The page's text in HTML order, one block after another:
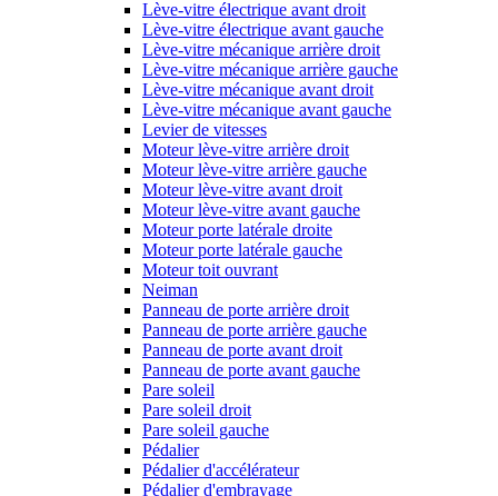
Lève-vitre électrique avant droit
Lève-vitre électrique avant gauche
Lève-vitre mécanique arrière droit
Lève-vitre mécanique arrière gauche
Lève-vitre mécanique avant droit
Lève-vitre mécanique avant gauche
Levier de vitesses
Moteur lève-vitre arrière droit
Moteur lève-vitre arrière gauche
Moteur lève-vitre avant droit
Moteur lève-vitre avant gauche
Moteur porte latérale droite
Moteur porte latérale gauche
Moteur toit ouvrant
Neiman
Panneau de porte arrière droit
Panneau de porte arrière gauche
Panneau de porte avant droit
Panneau de porte avant gauche
Pare soleil
Pare soleil droit
Pare soleil gauche
Pédalier
Pédalier d'accélérateur
Pédalier d'embrayage